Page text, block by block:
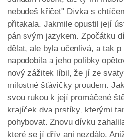
nebudeš křičet" Dívka s
přitakala. Jakmile opustil její
pán svým jazykem. Zpočátku
dělat, ale byla učenlivá, a tak
napodobila a jeho polibky
nový zážitek líbil, že jí ze
milostné šťávičky proudem.
svou rukou k její promáčené
krajíček dva prstíky, kterými
pohybovat. Znovu dívku
které se jí dřív ani nezdálo.